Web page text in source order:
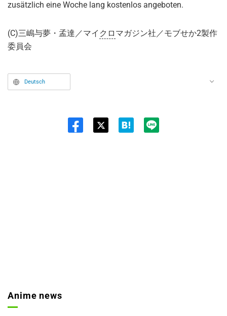
zusätzlich eine Woche lang kostenlos angeboten.
(C)三嶋与夢・孟達／マイ クロ マガジン社／モブせか2製作
委員会
Deutsch
Anime news